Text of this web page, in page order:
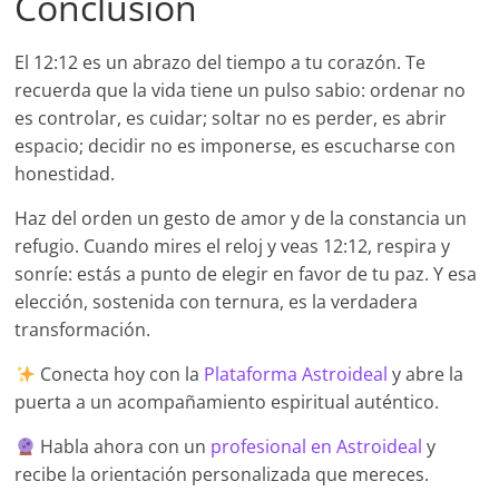
El 12:12 es un abrazo del tiempo a tu corazón. Te
recuerda que la vida tiene un pulso sabio: ordenar no
es controlar, es cuidar; soltar no es perder, es abrir
espacio; decidir no es imponerse, es escucharse con
honestidad.
Haz del orden un gesto de amor y de la constancia un
refugio. Cuando mires el reloj y veas 12:12, respira y
sonríe: estás a punto de elegir en favor de tu paz. Y esa
elección, sostenida con ternura, es la verdadera
transformación.
Conecta hoy con la Plataforma Astroideal y abre la
puerta a un acompañamiento espiritual auténtico.
Habla ahora con un profesional en Astroideal y
recibe la orientación personalizada que mereces.